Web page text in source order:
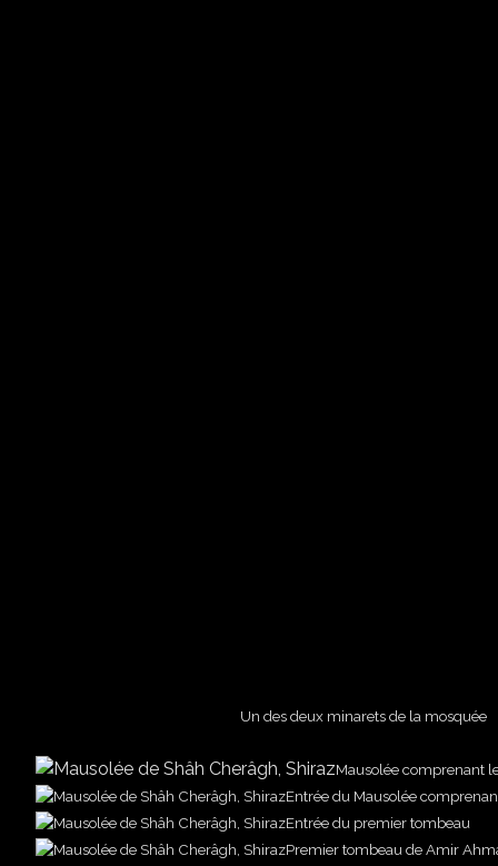
Un des deux minarets de la mosquée
Mausolée comprenant
Entrée du Mausolée
Entrée du premier tombeau
Premier tombeau de Amir